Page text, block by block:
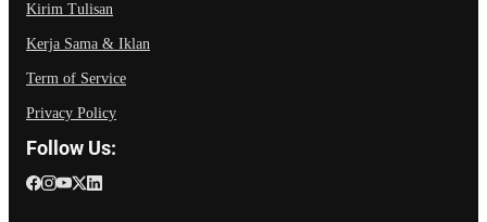
Kirim Tulisan
Kerja Sama & Iklan
Term of Service
Privacy Policy
Follow Us: